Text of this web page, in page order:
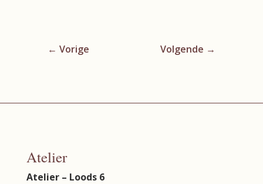
← Vorige Volgende →
Atelier
Atelier – Loods 6